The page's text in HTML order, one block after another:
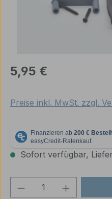
Regulärer Preis:
5,95 €
Preise inkl. MwSt. zzgl.
Sofort verfügbar,
Produkt Anzahl: